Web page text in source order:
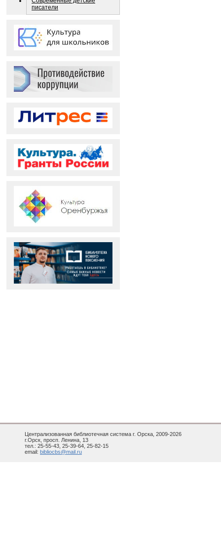
писатели
Централизованная библиотечная система г. Орска, 2009-2026
г.Орск, просп. Ленина, 13
тел.: 25-55-43, 25-39-64, 25-82-15
email: bibliocbs@mail.ru